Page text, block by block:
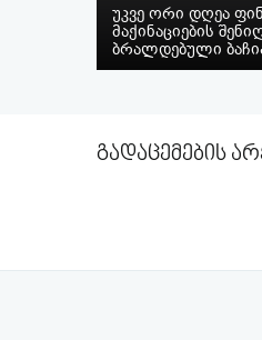
უკვე ორი დღეა
მაქინაციების
ბრალდებული
გადაცემების